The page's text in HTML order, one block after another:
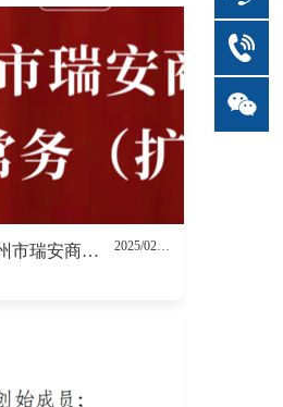
杭州市瑞安商会六届一次常务（扩大）会议顺利召开 2025/02/27